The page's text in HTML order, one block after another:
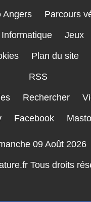
Angers Parcours
Informatique Jeux
Plan du site
RSS
Rechercher
Facebook
09 Août 2026
Tous droits